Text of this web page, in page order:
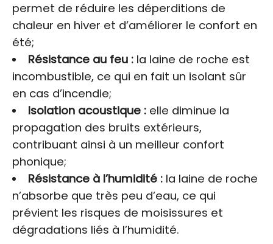
permet de réduire les déperditions de
chaleur en hiver et d’améliorer le confort en
été;
Résistance au feu :la laine de roche est
incombustible, ce qui en fait un isolant sûr
en cas d’incendie;
Isolation acoustique :elle diminue la
propagation des bruits extérieurs,
contribuant ainsi à un meilleur confort
phonique;
Résistance à l’humidité :la laine de roche
n’absorbe que très peu d’eau, ce qui
prévient les risques de moisissures et
dégradations liés à l’humidité.